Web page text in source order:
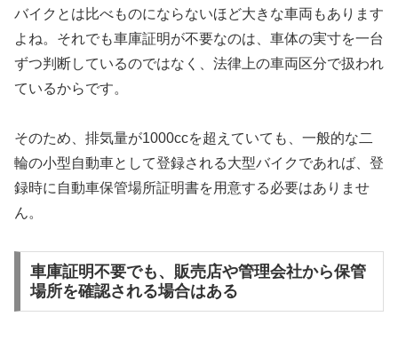
バイクとは比べものにならないほど大きな車両もあります
よね。それでも車庫証明が不要なのは、車体の実寸を一台
ずつ判断しているのではなく、法律上の車両区分で扱われ
ているからです。
そのため、排気量が1000ccを超えていても、一般的な二
輪の小型自動車として登録される大型バイクであれば、登
録時に自動車保管場所証明書を用意する必要はありませ
ん。
車庫証明不要でも、販売店や管理会社から保管
場所を確認される場合はある